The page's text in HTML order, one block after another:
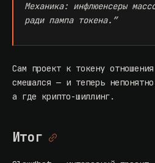
Механика: инфлюенсеры
ради пампа токена.”
Сам проект к токену
смешался — и теперь
а где крипто-шиллинг.
Итог